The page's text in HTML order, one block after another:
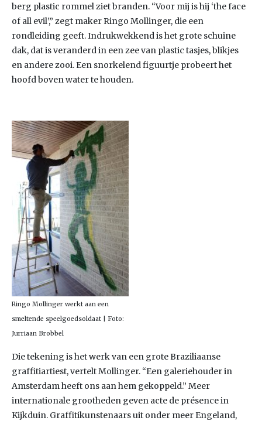
berg plastic rommel ziet branden. “Voor mij is hij ‘the face
of all evil’,” zegt maker Ringo Mollinger, die een
rondleiding geeft. Indrukwekkend is het grote schuine
dak, dat is veranderd in een zee van plastic tasjes, blikjes
en andere zooi. Een snorkelend figuurtje probeert het
hoofd boven water te houden.
Ringo Mollinger werkt aan een
smeltende speelgoedsoldaat | Foto:
Jurriaan Brobbel
Die tekening is het werk van een grote Braziliaanse
graffitiartiest, vertelt Mollinger. “Een galeriehouder in
Amsterdam heeft ons aan hem gekoppeld.” Meer
internationale grootheden geven acte de présence in
Kijkduin. Graffitikunstenaars uit onder meer Engeland,